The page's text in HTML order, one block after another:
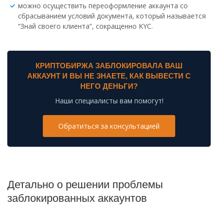
можно осуществить переоформление аккаунта со
сбрасыванием условий документа, который называется
“Знай своего клиента”, сокращенно KYC.
КРИПТОБИРЖА ЗАБЛОКИРОВАЛА ВАШ
АККАУНТ И ВЫ НЕ ЗНАЕТЕ, КАК ВЫВЕСТИ С
НЕГО ДЕНЬГИ?
Наши специалисты вам помогут!
Обратиться за консультацией
Детально о решении проблемы
заблокированных аккаунтов